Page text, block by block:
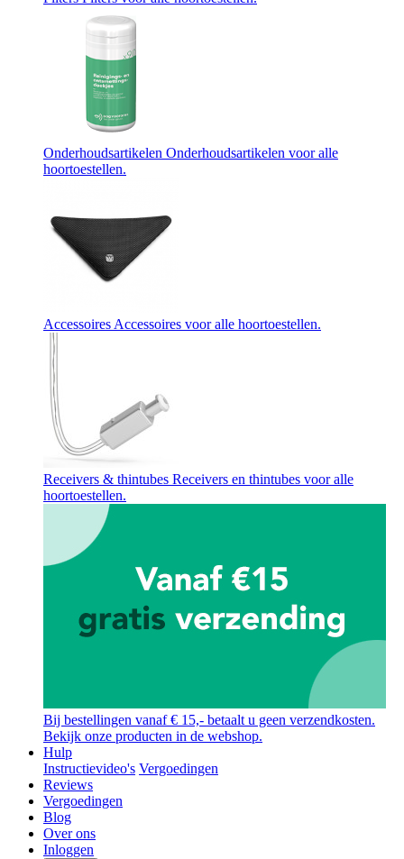
Onderhoudsartikelen Onderhoudsartikelen voor alle
hoortoestellen.
AccessoiresAccessoires voor alle hoortoestellen.
Receivers & thintubes Receivers en thintubes voor alle
hoortoestellen.
Bij bestellingen vanaf € 15,- betaalt u geen verzendkosten.
Bekijk onze producten in de webshop.
Hulp
Instructievideo's Vergoedingen
Reviews
Vergoedingen
Blog
Over ons
Inloggen